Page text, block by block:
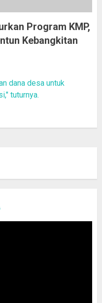
Program KMP,
Kebangkitan
dana desa untuk
tuturnya.